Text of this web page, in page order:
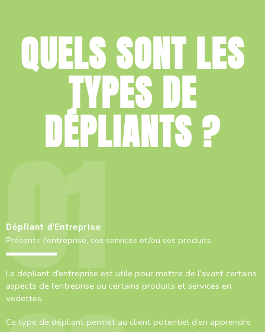
QUELS SONT LES
TYPES DE
DÉPLIANTS ?
Dépliant d'Entreprise
Présente l'entreprise, ses services et/ou ses produits
Le dépliant d’entreprise est utile pour mettre de l’avant certains
aspects de l’entreprise ou certains produits et services en
vedettes.
Ce type de dépliant permet au client potentiel d’en apprendre